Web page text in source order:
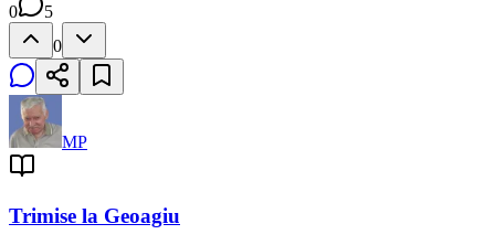
0
5
0
MP
Trimise la Geoagiu